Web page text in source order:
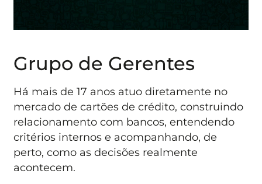
Grupo de Gerentes
Há mais de 17 anos atuo diretamente no
mercado de cartões de crédito, construindo
relacionamento com bancos, entendendo
critérios internos e acompanhando, de
perto, como as decisões realmente
acontecem.